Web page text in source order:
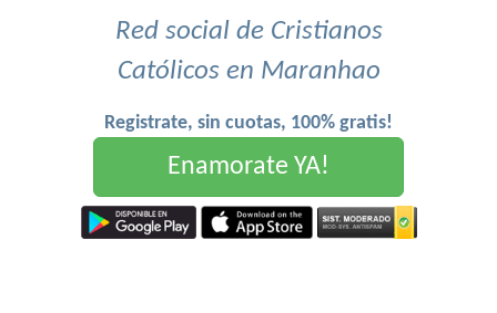
Red social de Cristianos
Católicos en Maranhao
Registrate, sin cuotas, 100% gratis!
Enamorate YA!